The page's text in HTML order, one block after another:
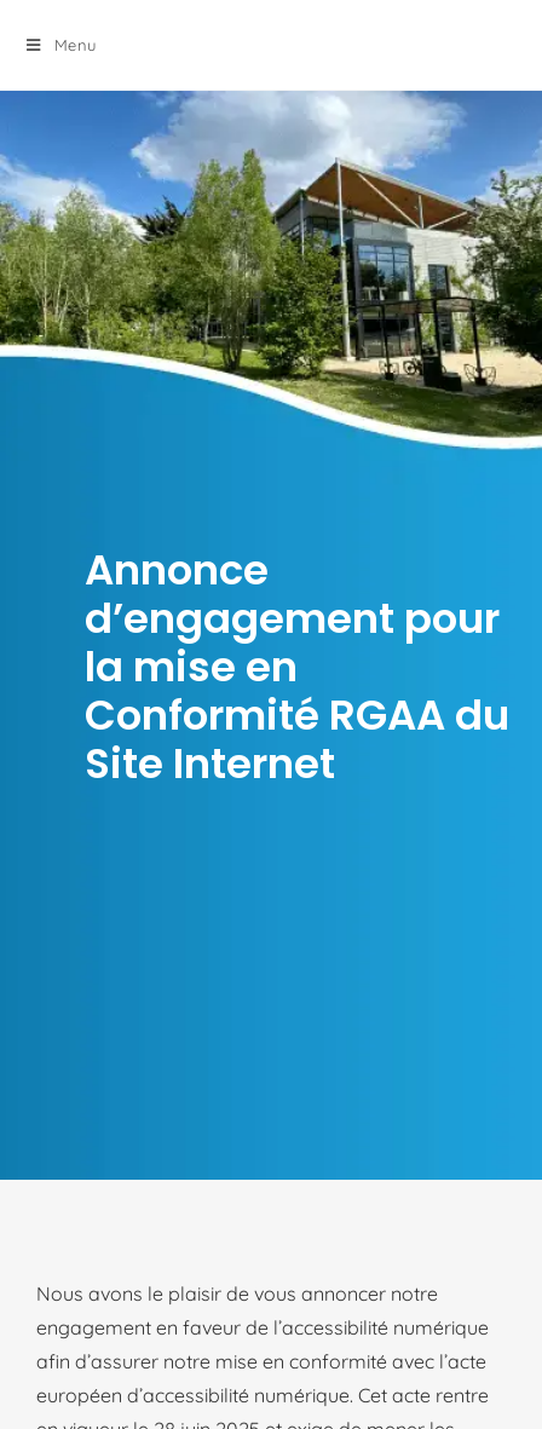
Menu
Annonce
d’engagement pour
la mise en
Conformité RGAA du
Site Internet
Nous avons le plaisir de vous annoncer notre
engagement en faveur de l’accessibilité numérique
afin d’assurer notre mise en conformité avec l’acte
européen d’accessibilité numérique. Cet acte rentre